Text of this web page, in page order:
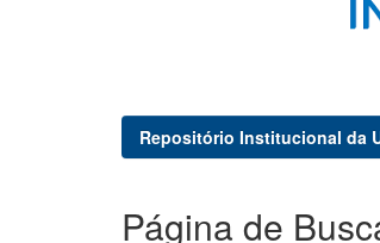
Repositório Institucional da
Página de